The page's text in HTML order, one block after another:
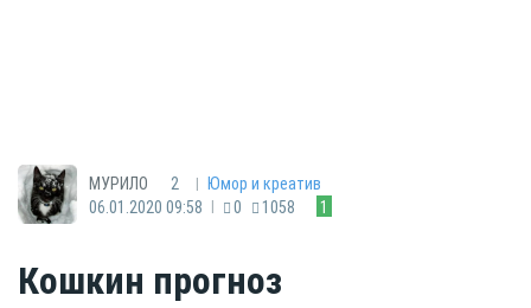
МУРИЛО 2 |
Юмор и креатив
06.01.2020 09:58 | 0 1058 1
Кошкин прогноз